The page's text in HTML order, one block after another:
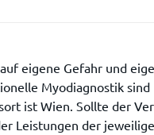
eigene Gefahr und
Myodiagnostik sind
ist Wien. Sollte der
Leistungen der